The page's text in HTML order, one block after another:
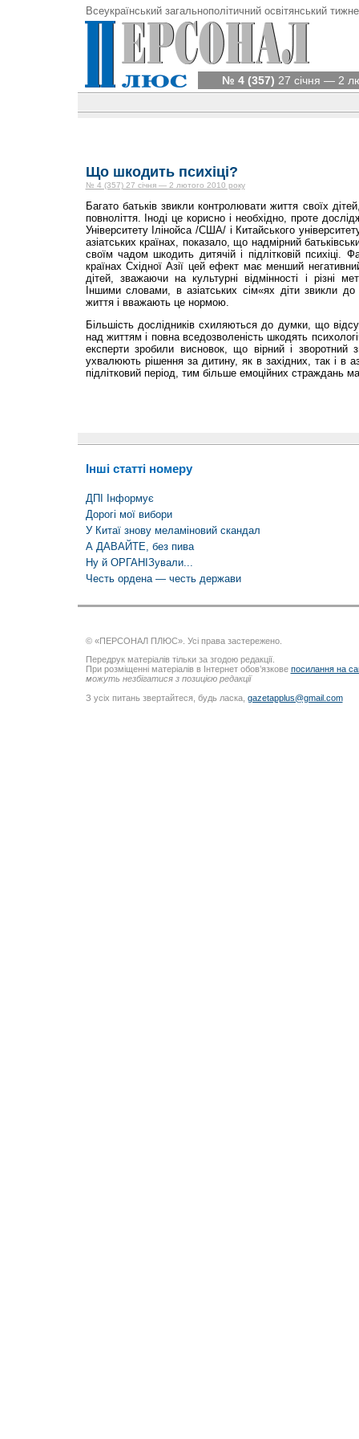
Всеукраїнський загальнополітичний освітянський
№ 4 (357) 27 січня — 2
Що шкодить психіці?
№ 4 (357) 27 січня — 2 лютого 2010 року
Багато батьків звикли контролювати життя своїх
повноліття. Іноді це корисно і необхідно, проте
Університету Ілінойса /США/ і Китайського
азіатських країнах, показало, що надмірний
своїм чадом шкодить дитячій і підлітковій психіці.
країнах Східної Азії цей ефект має менший
дітей, зважаючи на культурні відмінності і різні
Іншими словами, в азіатських сім«ях діти звикли до
життя і вважають це нормою.
Більшість дослідників схиляються до думки, що
над життям і повна вседозволеність шкодять
експерти зробили висновок, що вірний і зворотний
ухвалюють рішення за дитину, як в західних, так і в
підлітковий період, тим більше емоційних страждань
Інші статті номеру
ДПІ Інформує
Дорогі мої вибори
У Китаї знову меламіновий скандал
А ДАВАЙТЕ, без пива
Ну й ОРГАНІЗували...
Честь ордена — честь держави
© «ПЕРСОНАЛ ПЛЮС». Усі права застережено.
Передрук матеріалів тільки за згодою редакції.
При розміщенні матеріалів в Інтернет обов’язкове посилання на
можуть незбігатися з позицією редакції
З усіх питань звертайтеся, будь ласка, gazetapplus@gmail.com